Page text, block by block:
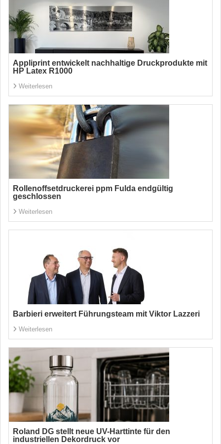
Appliprint entwickelt nachhaltige Druckprodukte mit
HP Latex R1000
Weiterlesen
Rollenoffsetdruckerei ppm Fulda endgültig
geschlossen
Weiterlesen
Barbieri erweitert Führungsteam mit Viktor Lazzeri
Weiterlesen
Roland DG stellt neue UV-Harttinte für den
industriellen Dekordruck vor